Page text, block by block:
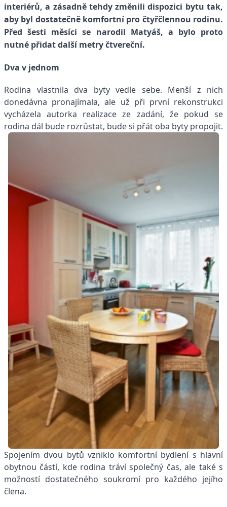
interiérů, a zásadně tehdy změnili dispozici bytu tak,
aby byl dostatečně komfortní pro čtyřčlennou rodinu.
Před šesti měsíci se narodil Matyáš, a bylo proto
nutné přidat další metry čtvereční.
Dva v jednom
Rodina vlastnila dva byty vedle sebe. Menší z nich
donedávna pronajímala, ale už při první rekonstrukci
vycházela autorka realizace ze zadání, že pokud se
rodina dál bude rozrůstat, bude si přát oba byty propojit.
Spojením dvou bytů vzniklo komfortní bydlení s hlavní
obytnou částí, kde rodina tráví společný čas, ale také s
možností dostatečného soukromí pro každého jejího
člena.